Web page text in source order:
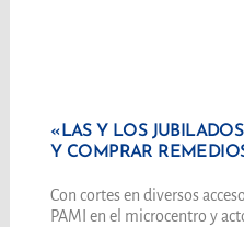
«LAS Y LOS
Y COMPRAR
Con cortes en diversos
PAMI en el microcentro y